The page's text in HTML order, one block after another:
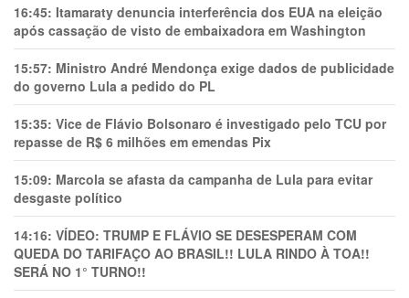
16:45: Itamaraty denuncia interferência dos EUA na eleição
após cassação de visto de embaixadora em Washington
15:57: Ministro André Mendonça exige dados de publicidade
do governo Lula a pedido do PL
15:35: Vice de Flávio Bolsonaro é investigado pelo TCU por
repasse de R$ 6 milhões em emendas Pix
15:09: Marcola se afasta da campanha de Lula para evitar
desgaste político
14:16: VÍDEO: TRUMP E FLÁVIO SE DESESPERAM COM
QUEDA DO TARIFAÇO AO BRASIL!! LULA RINDO À TOA!!
SERÁ NO 1° TURNO!!